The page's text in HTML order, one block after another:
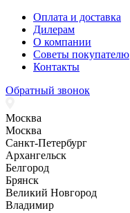
Оплата и доставка
Дилерам
О компании
Советы покупателю
Контакты
Обратный звонок
Москва
Москва
Санкт-Петербург
Архангельск
Белгород
Брянск
Великий Новгород
Владимир